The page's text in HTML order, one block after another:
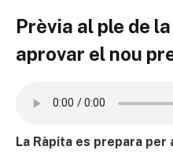
Prèvia al ple de
aprovar el nou
La Ràpita es prepara